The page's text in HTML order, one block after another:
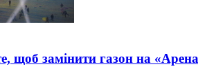
щоб замінити газон на